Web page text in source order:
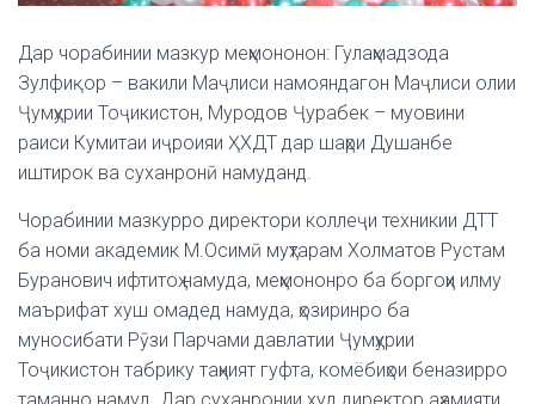
Дар чорабинии мазкур меҳмононон: Гулаҳмадзода
Зулфиқор – вакили Маҷлиси намояндагон Маҷлиси олии
Ҷумҳурии Тоҷикистон, Муродов Ҷурабек – муовини
раиси Кумитаи иҷроияи ҲХДТ дар шаҳри Душанбе
иштирок ва суханронӣ намуданд.
Чорабинии мазкурро директори коллеҷи техникии ДТТ
ба номи академик М.Осимӣ муҳтарам Холматов Рустам
Буранович ифтитоҳ намуда, меҳмононро ба боргоҳи илму
маърифат хуш омадед намуда, ҳозиринро ба
муносибати Рӯзи Парчами давлатии Ҷумҳурии
Тоҷикистон табрику таҳният гуфта, комёбиҳои беназирро